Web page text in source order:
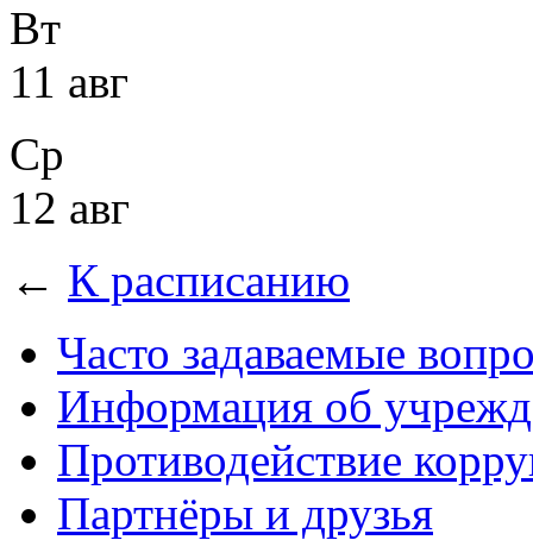
Вт
11 авг
Ср
12 авг
← К расписанию
Часто задаваемые
Информация об
Противодействие
Партнёры и друзья